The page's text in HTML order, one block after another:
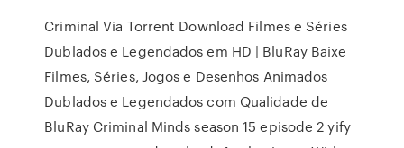
Criminal Via Torrent Download Filmes e Séries
Dublados e Legendados em HD | BluRay Baixe
Filmes, Séries, Jogos e Desenhos Animados
Dublados e Legendados com Qualidade de
BluRay Criminal Minds season 15 episode 2 yify